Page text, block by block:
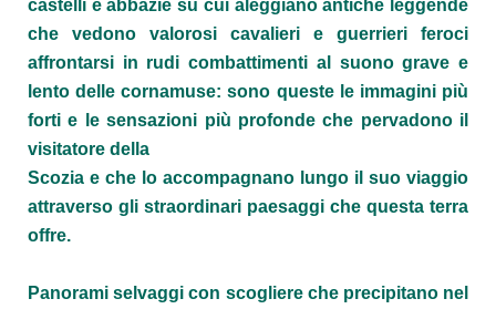
castelli e abbazie su cui aleggiano antiche leggende
che vedono valorosi cavalieri e guerrieri feroci
affrontarsi in rudi combattimenti al suono grave e
lento delle cornamuse: sono queste le immagini più
forti e le sensazioni più profonde che pervadono il
visitatore della
Scoziae che lo accompagnano lungo il suo viaggio
attraverso gli straordinari paesaggi che questa terra
offre.
Panorami selvaggi con scogliere che precipitano nel